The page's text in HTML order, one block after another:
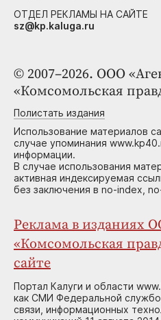
© 2007–2026. ООО
«Комсомольская
Полистать издания
Использование материалов
случае упоминания
информации.
В случае использования
активная индексируемая
без заключения в no-index,
Реклама в изданиях
«Комсомольская
сайте
Портал Калуги и области
как СМИ Федеральной
связи, информационных
ОТДЕЛ РЕКЛАМЫ НА САЙТЕ
sz@kp.kaluga.ru